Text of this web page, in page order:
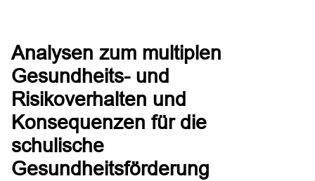
Analysen zum multiplen
Gesundheits- und
Risikoverhalten und
Konsequenzen für die
schulische
Gesundheitsförderung